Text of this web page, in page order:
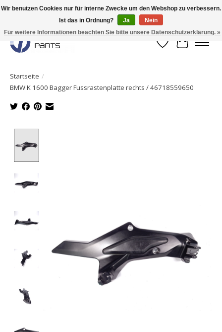
Originale Teile sofort lieferbar!
Wunschzettel
Ihr
Startseite /
BMW K 1600 Bagger Fussrastenplatte rechts / 46718559650
Wir benutzen Cookies nur für interne Zwecke um den Webshop zu verbessern.
Ist das in Ordnung?
Ja
Nein
Für weitere Informationen beachten Sie bitte unsere Datenschutzerklärung. »